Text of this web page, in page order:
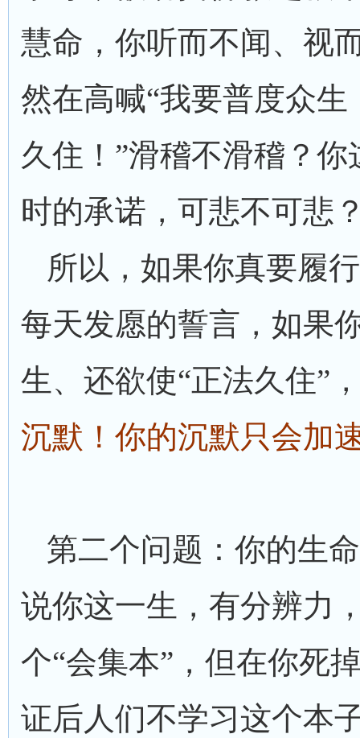
慧命，你听而不闻、视
然在高喊“我要普度众
久住！”滑稽不滑稽？
时的承诺，可悲不可悲
所以，如果你真要履
每天发愿的誓言，如果
生、还欲使“正法久住”
沉默！你的沉默只会加
第二个问题：你的生
说你这一生，有分辨力
个“会集本”，但在你死
证后人们不学习这个本